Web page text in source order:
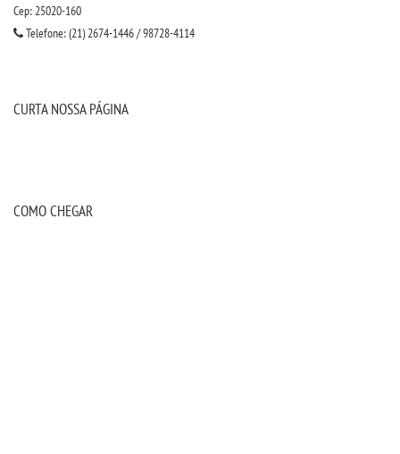
Cep: 25020-160
Telefone: (21) 2674-1446 / 98728-4114
CURTA NOSSA PÁGINA
COMO CHEGAR